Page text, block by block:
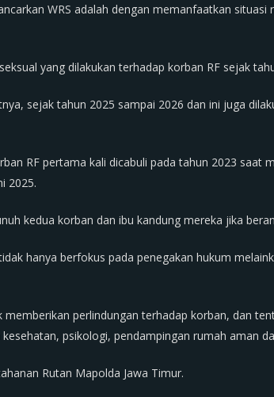
WRS adalah dengan memanfaatkan
yang dilakukan terhadap korban RF sejak
sejak tahun 2025 sampai 2026 dan ini juga
RF pertama kali dicabuli pada tahun 2023 saat
2025.
kedua korban dan ibu kandung mereka jika
hanya berfokus pada penegakan hukum
perlindungan terhadap korban, dan
psikologi, pendampingan rumah aman
Rutan Mapolda Jawa Timur.